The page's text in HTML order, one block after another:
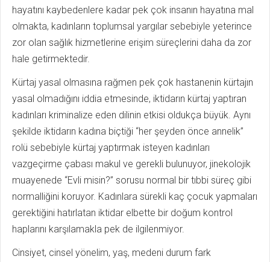
hayatını kaybedenlere kadar pek çok insanın hayatına mal
olmakta, kadınların toplumsal yargılar sebebiyle yeterince
zor olan sağlık hizmetlerine erişim süreçlerini daha da zor
hale getirmektedir.
Kürtaj yasal olmasına rağmen pek çok hastanenin kürtajın
yasal olmadığını iddia etmesinde, iktidarın kürtaj yaptıran
kadınları kriminalize eden dilinin etkisi oldukça büyük. Aynı
şekilde iktidarın kadına biçtiği “her şeyden önce annelik”
rolü sebebiyle kürtaj yaptırmak isteyen kadınları
vazgeçirme çabası makul ve gerekli bulunuyor, jinekolojik
muayenede “Evli misin?” sorusu normal bir tıbbi süreç gibi
normalliğini koruyor. Kadınlara sürekli kaç çocuk yapmaları
gerektiğini hatırlatan iktidar elbette bir doğum kontrol
haplarını karşılamakla pek de ilgilenmiyor.
Cinsiyet, cinsel yönelim, yaş, medeni durum fark